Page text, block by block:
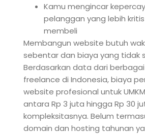
Kamu mengincar
pelanggan yang lebih
membeli
Membangun website butuh
sebentar dan biaya yang tidak
Berdasarkan data dari
freelance di Indonesia, biaya
website profesional untuk
antara Rp 3 juta hingga Rp 30
kompleksitasnya. Belum
domain dan hosting tahunan